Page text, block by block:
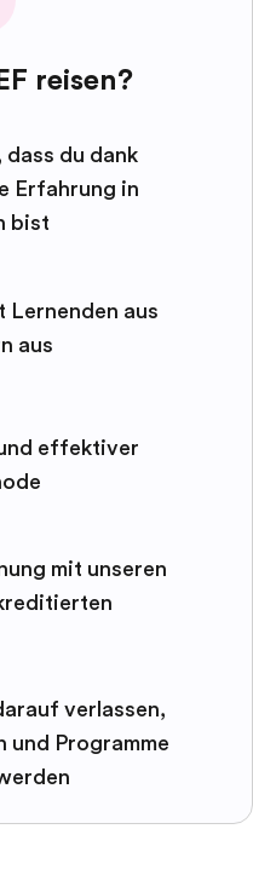
reisen?
du dank
Erfahrung in
bist
Lernenden aus
aus
effektiver
mit unseren
verlassen,
und Programme